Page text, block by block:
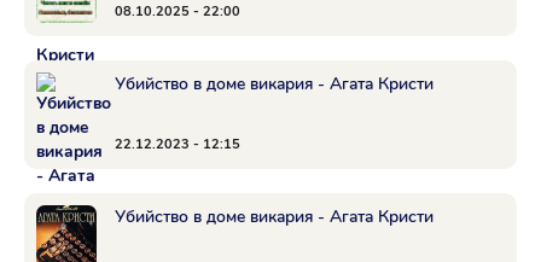
08.10.2025 - 22:00
Убийство в доме викария - Агата Кристи
22.12.2023 - 12:15
Убийство в доме викария - Агата Кристи